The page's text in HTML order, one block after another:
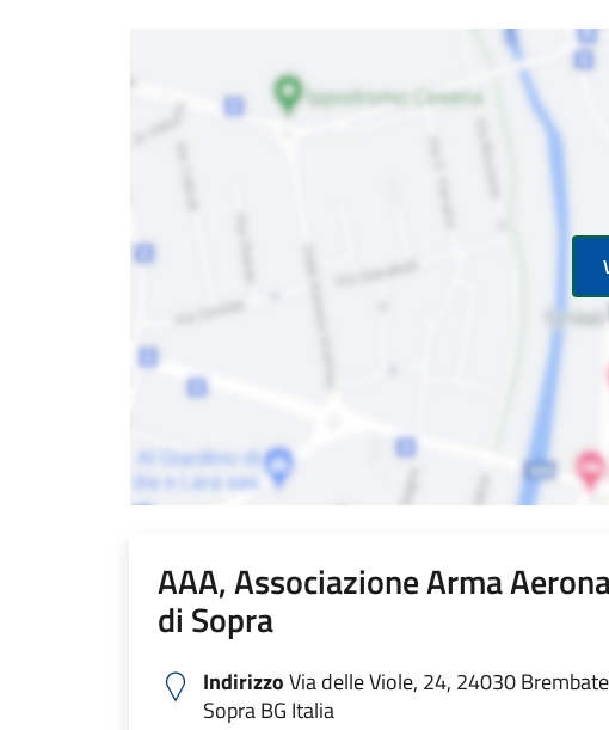
AAA, Associazione Arma
di Sopra
IndirizzoVia delle Viole, 24, 24030
Sopra BG Italia